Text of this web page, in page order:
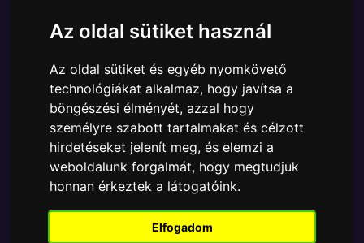
Az oldal sütiket használ
Az oldal sütiket és egyéb nyomkövető
technológiákat alkalmaz, hogy javítsa a
böngészési élményét, azzal hogy
személyre szabott tartalmakat és célzott
hirdetéseket jelenít meg, és elemzi a
weboldalunk forgalmát, hogy megtudjuk
honnan érkeztek a látogatóink.
Elfogadom
Cikkszám:889698620925
Ára:25990 Ft
A Funko POP - Disney egyik népszerű terméke a
Funko POP - Disney - Advent Calendar Classic
Disney 2022 adventi kalendárium figura, amely
ablakos csomagolásban azaz - POP In a Box - várja
új gazdáját.
A termék sajnos nem elérhető, nézd meg